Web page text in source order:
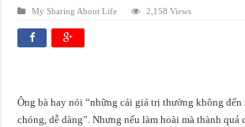
My Sharing About Life 2,158 Views
Ông bà hay nói “những cái giá trị thường không đến
chóng, dễ dàng”. Nhưng nếu làm hoài mà thành